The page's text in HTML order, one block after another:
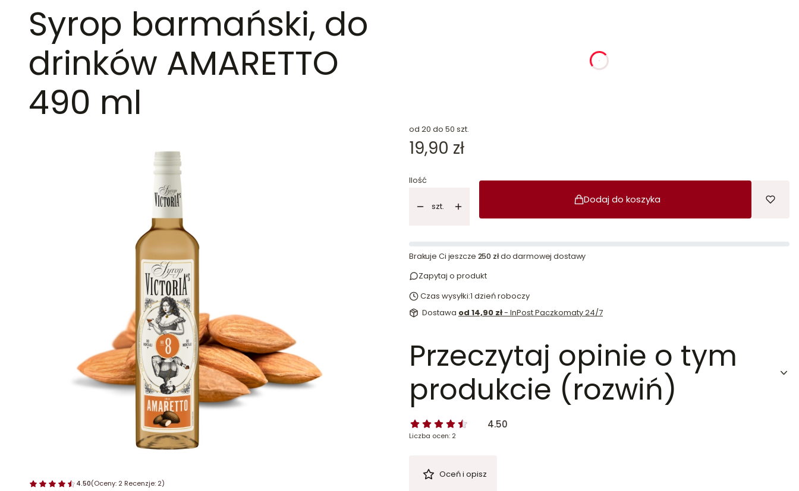
Syrop barmański, do
drinków AMARETTO
490 ml
4.50(Oceny: 2 Recenzje: 2)
godziny
od 20 do 50 szt.
Cena
19,90 zł
Ilość
szt.
Dodaj do koszyka
Brakuje Ci jeszcze 250 złdo darmowej dostawy
Zapytaj o produkt
Czas wysyłki:1 dzień roboczy
Dostawa od 14,90 zł- InPost Paczkomaty 24/7
Przeczytaj opinie o tym
produkcie (rozwiń)
4.50
Liczba ocen: 2
Oceń i opisz